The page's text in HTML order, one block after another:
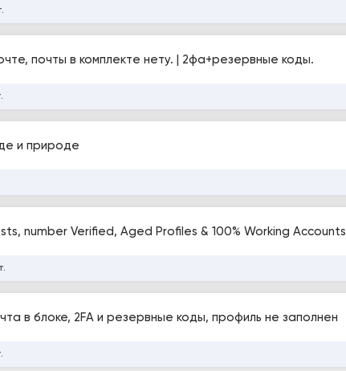
почты в комплекте нету. | 2фа+резервные коды.
и природе
number Verified, Aged Profiles & 100% Working Accounts
в блоке, 2FA и резервные коды, профиль не заполнен